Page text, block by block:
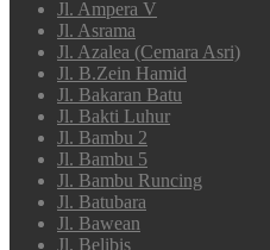
Jl. Ampera V
Jl. Asrama
Jl. Azalea (Cemara Asri)
Jl. B.Zein Hamid
Jl. Bakaran Batu
Jl. Bakti Luhur
Jl. Bambu 2
Jl. Bambu 5
Jl. Bambu Runcing
Jl. Batubara
Jl. Bawean
Jl. Belibis